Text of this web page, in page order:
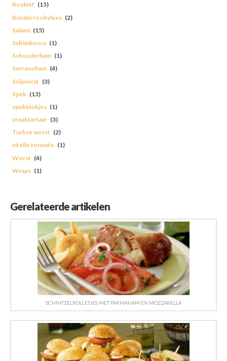
Rosbief (15)
Runderrookvlees (2)
Salami (15)
Saltimbocca (1)
Schouderham (1)
Serranoham (4)
Snijworst (3)
Spek (13)
spekblokjes (1)
steaktartaar (3)
Turkse worst (2)
vitello tonnato (1)
Worst (4)
Wraps (1)
Gerelateerde artikelen
SCHNITZELROLLETJES MET PARMAHAM EN MOZZARELLA